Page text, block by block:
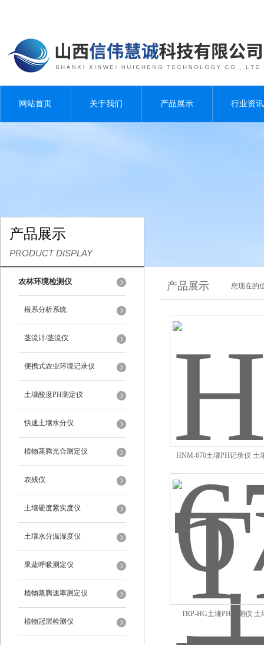
网站首页 关于我们 产品展示 行业资讯
产品展示
PRODUCT DISPLAY
农林环境检测仪
根系分析系统
茎流计/茎流仪
便携式农业环境记录仪
土壤酸度PH测定仪
快速土壤水分仪
植物蒸腾光合测定仪
农残仪
土壤硬度紧实度仪
土壤水分温湿度仪
果蔬呼吸测定仪
植物蒸腾速率测定仪
植物冠层检测仪
产品展示 您现在的
HNM-670土壤PH记录仪 土
TRP-HG土壤PH速测仪 土